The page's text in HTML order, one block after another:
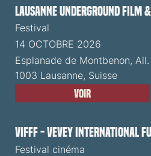
Lausanne Underground Film
Festival
14 OCTOBRE 2026
Esplanade de Montbenon,
1003 Lausanne, Suisse
Voir
VIFFF - Vevey International
Festival cinéma